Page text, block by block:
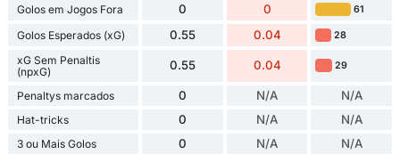
Golos em Jogos Fora 0 0 61
Golos Esperados (xG) 0.55 0.04 28
xG Sem Penaltis
(npxG)
0.55 0.04 29
Penaltys marcados 0 N/A N/A
Hat-tricks 0 N/A N/A
3 ou Mais Golos 0 N/A N/A